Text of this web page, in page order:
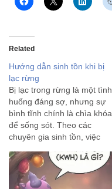
Related
Hướng dẫn sinh tồn khi bị
lạc rừng
Bị lạc trong rừng là một tình
huống đáng sợ, nhưng sự
bình tĩnh chính là chìa khóa
để sống sót. Theo các
chuyên gia sinh tồn, việc
năng lượng và dẫn đến
những quyết định sai lầm.
Dưới đây là quy trình xử